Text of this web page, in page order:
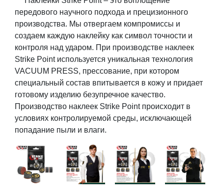
передового научного подхода и прецизионного
производства. Мы отвергаем компромиссы и
создаем каждую наклейку как символ точности и
контроля над ударом. При производстве наклеек
Strike Point используется уникальная технология
VACUUM PRESS, прессование, при котором
специальный состав впитывается в кожу и придает
готовому изделию безупречное качество.
Производство наклеек Strike Point происходит в
условиях контролируемой среды, исключающей
попадание пыли и влаги.